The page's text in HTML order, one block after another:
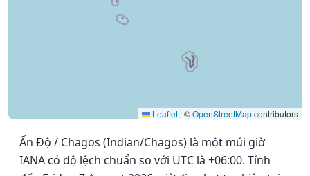
Leaflet | ©OpenStreetMapcontributors
Ấn Độ / Chagos (Indian/Chagos) là một múi giờ
IANA có độ lệch chuẩn so với UTC là +06:00. Tính